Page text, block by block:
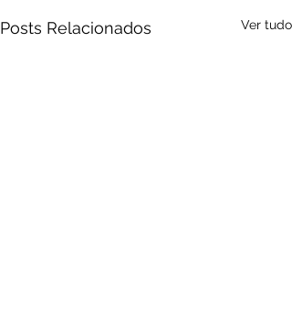
Posts Relacionados Ver tudo